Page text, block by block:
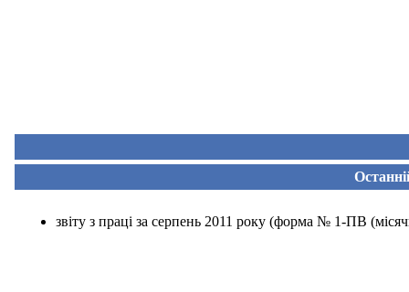
звіту з праці за серпень 2011 року (форма № 1-ПВ